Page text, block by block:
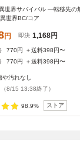
世界サバイバル ―転移先
世界BC/コア
円 即決 1,168円
770円 ＋送料398円〜
770円 ＋送料398円〜
汚れなし
（8/15 13:38終了）
98.9% ストア